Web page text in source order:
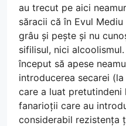
au trecut pe aici
săracii că în Evul
grâu și pește și nu
sifilisul, nici
început să apese
introducerea secarei
care a luat pretutindeni
fanarioții care au
considerabil rezistența